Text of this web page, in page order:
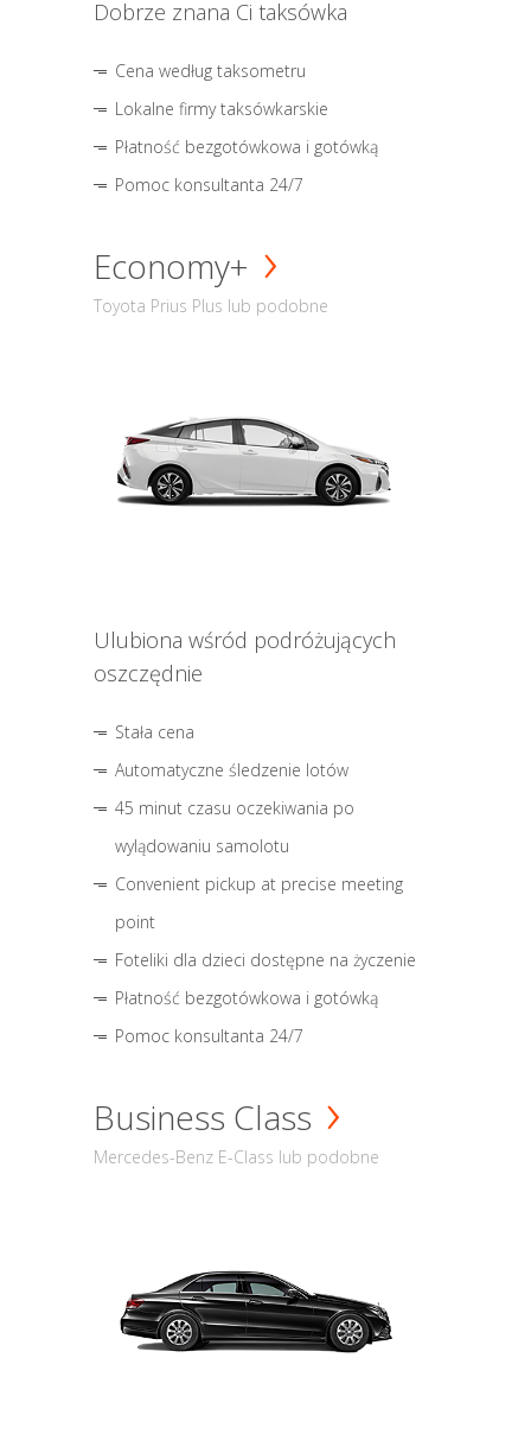
Dobrze znana Ci taksówka
Cena według taksometru
Lokalne firmy taksówkarskie
Płatność bezgotówkowa i gotówką
Pomoc konsultanta 24/7
Economy+
Toyota Prius Plus lub podobne
Ulubiona wśród podróżujących
oszczędnie
Stała cena
Automatyczne śledzenie lotów
45 minut czasu oczekiwania po
wylądowaniu samolotu
Convenient pickup at precise meeting
point
Foteliki dla dzieci dostępne na życzenie
Płatność bezgotówkowa i gotówką
Pomoc konsultanta 24/7
Business Class
Mercedes-Benz E-Class lub podobne